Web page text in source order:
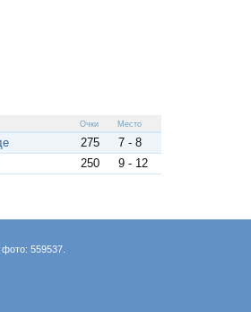
Очки Место
275
7 - 8
250 9 - 12
фото: 559537.